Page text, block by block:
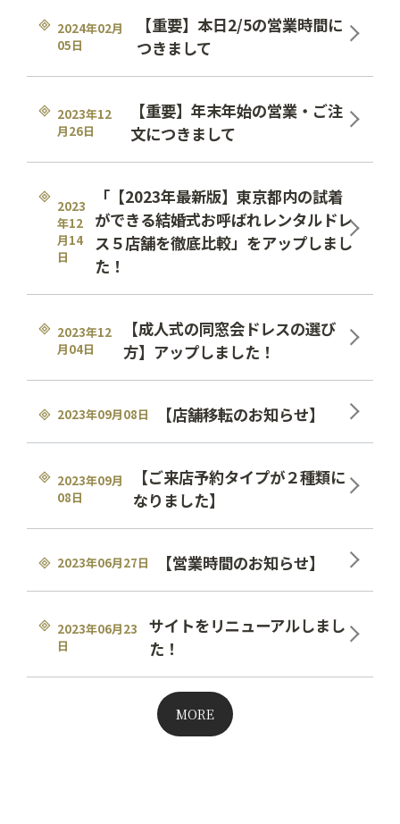
2024年02月
05日
【重要】本日2/5の営業時間に
つきまして
2023年12
月26日
【重要】年末年始の営業・ご注
文につきまして
2023
年12
月14
日
「【2023年最新版】東京都内の試着
ができる結婚式お呼ばれレンタルドレ
ス５店舗を徹底比較」をアップしまし
た！
2023年12
月04日
【成人式の同窓会ドレスの選び
方】アップしました！
2023年09月08日 【店舗移転のお知らせ】
2023年09月
08日
【ご来店予約タイプが２種類に
なりました】
2023年06月27日 【営業時間のお知らせ】
2023年06月23
日
サイトをリニューアルしまし
た！
MORE